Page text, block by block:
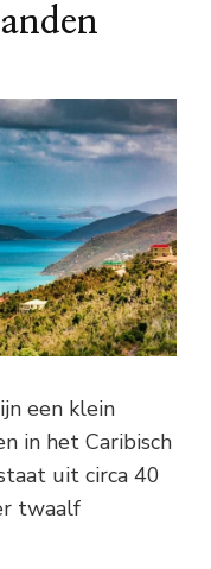
een klein
in het Caribisch
uit circa 40
twaalf